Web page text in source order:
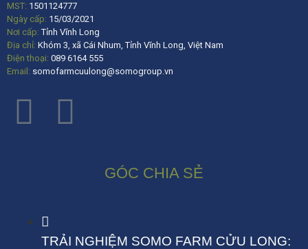
MST: 1501124777
Ngày cấp: 15/03/2021
Nơi cấp:Tỉnh Vĩnh Long
Địa chỉ: Khóm 3, xã Cái Nhum, Tỉnh Vĩnh Long, Việt Nam
Điện thoại: 089 6164 555
Email: somofarmcuulong@somogroup.vn
GÓC CHIA SẺ
TRẢI NGHIỆM SOMO FARM CỬU LONG: